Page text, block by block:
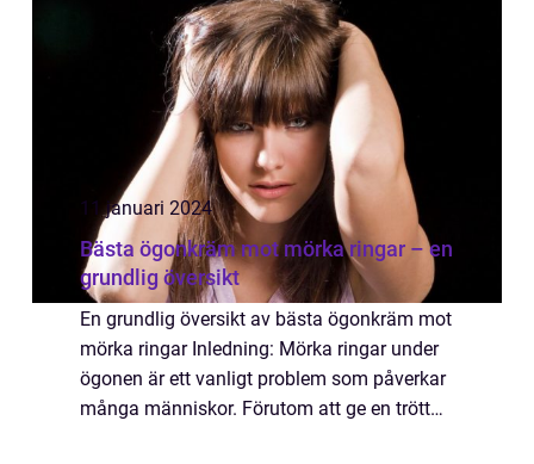
11 januari 2024
Bästa ögonkräm mot mörka ringar – en
grundlig översikt
En grundlig översikt av bästa ögonkräm mot
mörka ringar Inledning: Mörka ringar under
ögonen är ett vanligt problem som påverkar
många människor. Förutom att ge en trött